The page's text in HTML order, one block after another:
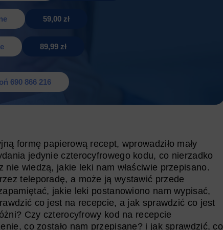
59,00 zł
89,99 zł
690 866 216
formę papierową recept, wprowadziło mały
jedynie czterocyfrowego kodu, co nierzadko
wiedzą, jakie leki nam właściwie przepisano.
teleporadę, a może ją wystawić przede
jakie leki postanowiono nam wypisać,
co jest na recepcie, a jak sprawdzić co jest
Czy czterocyfrowy kod na recepcie
co zostało nam przepisane? i jak sprawdzić, co